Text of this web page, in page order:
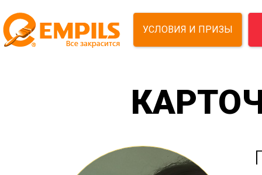
УСЛОВИЯ И ПРИЗЫ